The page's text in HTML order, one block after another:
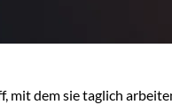
dem sie taglich